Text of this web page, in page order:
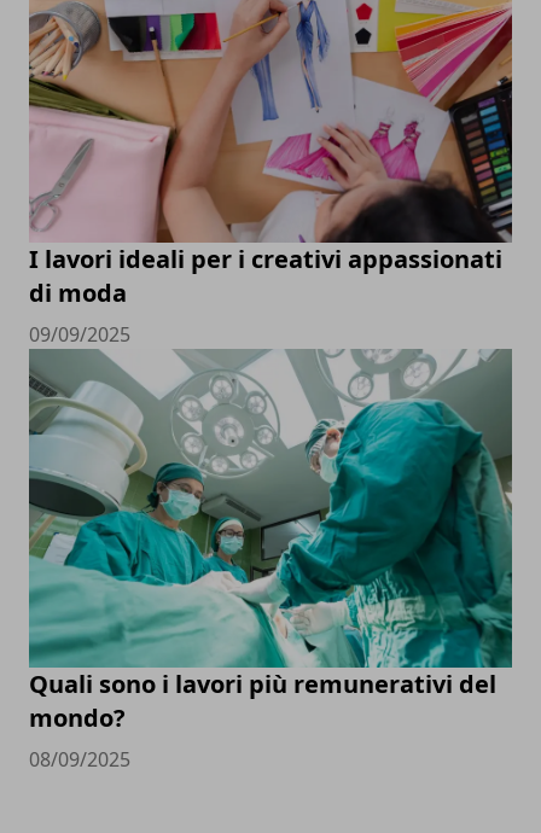
I lavori ideali per i creativi appassionati
di moda
09/09/2025
Quali sono i lavori più remunerativi del
mondo?
08/09/2025